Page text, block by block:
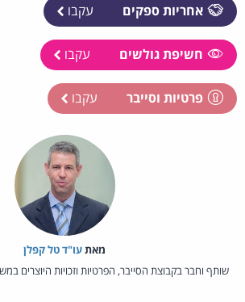
אחריות ספקים עקבו
חשיפת גולשים עקבו
פרטיות וסייבר עקבו
מאת‏עו"ד טל קפלן
שותף וחבר בקבוצת הסייבר, הפרטיות וזכויות היוצרים